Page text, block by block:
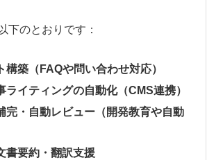
下のとおりです：
構築（FAQや問い合わせ対応）
ライティングの自動化（CMS連携）
完・自動レビュー（開発教育や自動
書要約・翻訳支援